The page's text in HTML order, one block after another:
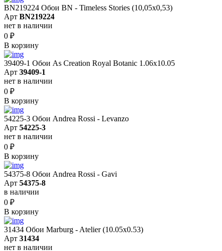
BN219224 Обои BN - Timeless Stories (10,05x0,53)
Арт BN219224
нет в наличии
0 ₽
В корзину
39409-1 Обои As Creation Royal Botanic 1.06x10.05
Арт 39409-1
нет в наличии
0 ₽
В корзину
54225-3 Обои Andrea Rossi - Levanzo
Арт 54225-3
нет в наличии
0 ₽
В корзину
54375-8 Обои Andrea Rossi - Gavi
Арт 54375-8
в наличии
0 ₽
В корзину
31434 Обои Marburg - Atelier (10.05х0.53)
Арт 31434
нет в наличии